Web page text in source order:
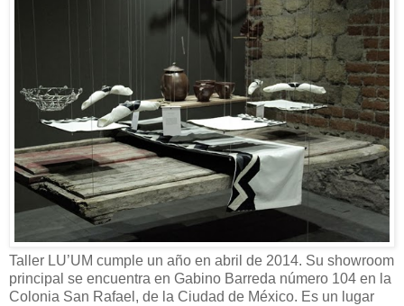
Taller LU’UM cumple un año en abril de 2014. Su showroom
principal se encuentra en Gabino Barreda número 104 en la
Colonia San Rafael, de la Ciudad de México. Es un lugar